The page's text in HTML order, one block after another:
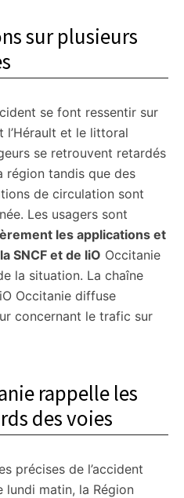
sur plusieurs
se font ressentir sur
l’Hérault et le littoral
se retrouvent retardés
région tandis que des
de circulation sont
Les usagers sont
les applications et
SNCF et de liO Occitanie
la situation. La chaîne
Occitanie diffuse
concernant le trafic sur
rappelle les
des voies
précises de l’accident
lundi matin, la Région